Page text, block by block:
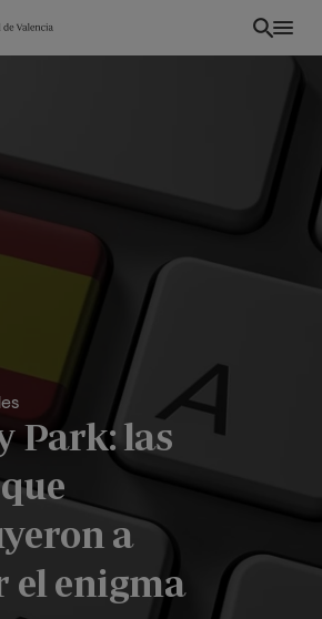
Park: las
a
el enigma